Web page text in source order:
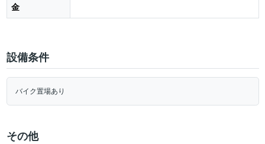
金
設備条件
バイク置場あり
その他